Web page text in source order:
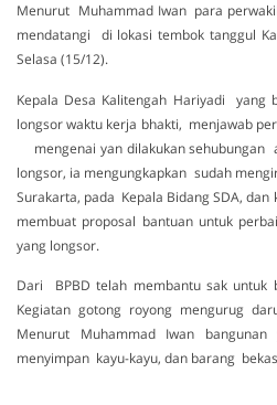
Menurut Muhammad Iwan para
mendatangi di lokasi tembok tanggul
Selasa (15/12).
Kepala Desa Kalitengah Hariyadi yang
longsor waktu kerja bhakti, menjawab
mengenai yan dilakukan sehubungan
longsor, ia mengungkapkan sudah
Surakarta, pada Kepala Bidang SDA,
membuat proposal bantuan untuk
yang longsor.
Dari BPBD telah membantu sak untuk
Kegiatan gotong royong mengurug
Menurut Muhammad Iwan
menyimpan kayu-kayu, dan barang